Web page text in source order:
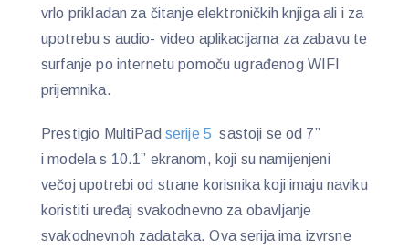
vrlo prikladan za čitanje elektroničkih knjiga ali i za
upotrebu s audio- video aplikacijama za zabavu te
surfanje po internetu pomoču ugrađenog WIFI
prijemnika.
Prestigio MultiPad serije 5 sastoji se od 7”
i modela s 10.1” ekranom, koji su namijenjeni
večoj upotrebi od strane korisnika koji imaju naviku
koristiti uređaj svakodnevno za obavljanje
svakodnevnoh zadataka. Ova serija ima izvrsne